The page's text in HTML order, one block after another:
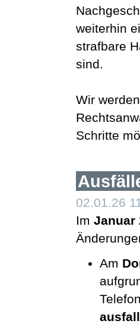
weiterhin
strafbare
sind.
Wir
Schritte
02.01.26
Im Januar
Am